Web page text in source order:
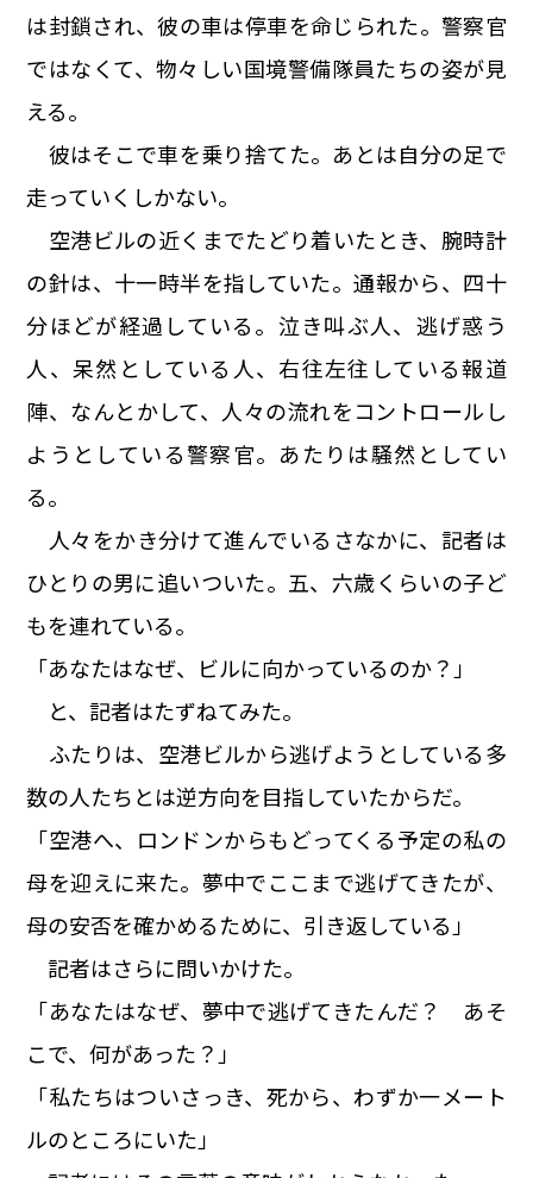
は封鎖され、彼の車は停車を命じられた。警察官
ではなくて、物々しい国境警備隊員たちの姿が見
える。
彼はそこで車を乗り捨てた。あとは自分の足で
走っていくしかない。
空港ビルの近くまでたどり着いたとき、腕時計
の針は、十一時半を指していた。通報から、四十
分ほどが経過している。泣き叫ぶ人、逃げ惑う
人、呆然としている人、右往左往している報道
陣、なんとかして、人々の流れをコントロールし
ようとしている警察官。あたりは騒然としてい
る。
人々をかき分けて進んでいるさなかに、記者は
ひとりの男に追いついた。五、六歳くらいの子ど
もを連れている。
「あなたはなぜ、ビルに向かっているのか？」
と、記者はたずねてみた。
ふたりは、空港ビルから逃げようとしている多
数の人たちとは逆方向を目指していたからだ。
「空港へ、ロンドンからもどってくる予定の私の
母を迎えに来た。夢中でここまで逃げてきたが、
母の安否を確かめるために、引き返している」
記者はさらに問いかけた。
「あなたはなぜ、夢中で逃げてきたんだ？ あそ
こで、何があった？」
「私たちはついさっき、死から、わずか一メート
ルのところにいた」